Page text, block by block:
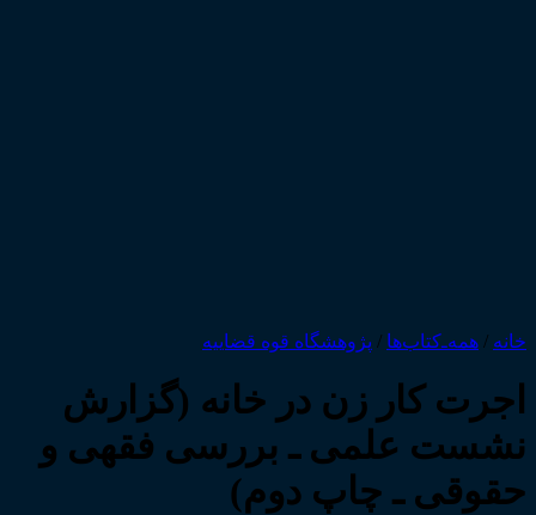
خانه / همه‌ـ‌کتاب‌ها / پژوهشگاه قوه قضاییه
اجرت کار زن در خانه (گزارش
نشست علمی ـ بررسی فقهی و
حقوقی ـ چاپ دوم)